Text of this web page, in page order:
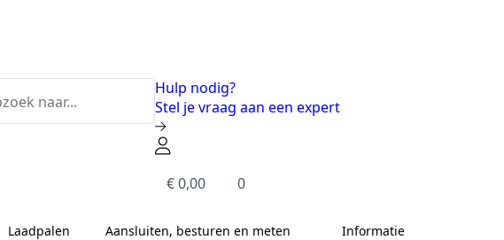
Hulp nodig?
Stel je vraag aan een expert
€0,00 0
Laadpalen Aansluiten, besturen en meten Informatie